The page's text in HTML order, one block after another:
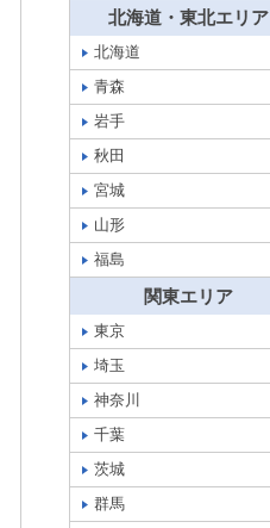
北海道・東北エリア
北海道
青森
岩手
秋田
宮城
山形
福島
関東エリア
東京
埼玉
神奈川
千葉
茨城
群馬